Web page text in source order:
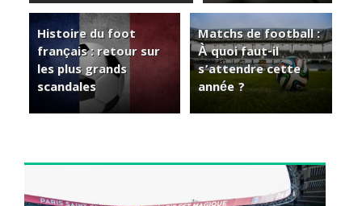
Histoire du foot
français : retour sur
les plus grands
scandales
Matchs de football :
À quoi faut-il
s’attendre cette
année ?